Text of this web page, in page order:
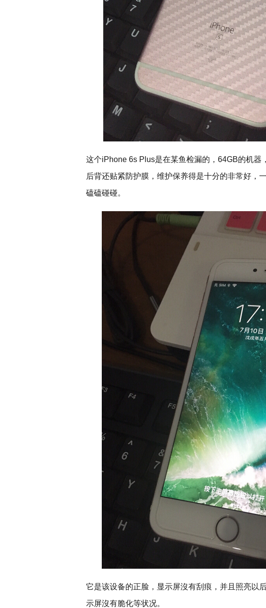
这个iPhone 6s Plus是在某鱼检漏的，64GB的机器
后背还贴紧防护膜，维护保养得是十分的非常好，
磕磕碰碰。
它是该设备的正脸，显示屏沒有刮痕，并且照亮以
示屏沒有脆化等状况。